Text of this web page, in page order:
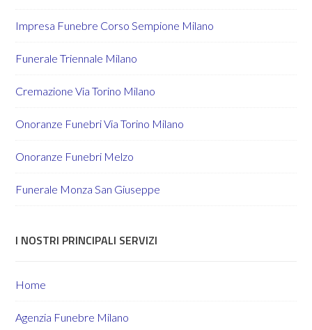
Impresa Funebre Corso Sempione Milano
Funerale Triennale Milano
Cremazione Via Torino Milano
Onoranze Funebri Via Torino Milano
Onoranze Funebri Melzo
Funerale Monza San Giuseppe
I NOSTRI PRINCIPALI SERVIZI
Home
Agenzia Funebre Milano